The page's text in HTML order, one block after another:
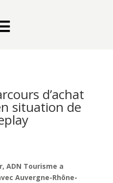
d’achat
situation de
ADN Tourisme a
Auvergne-Rhône-